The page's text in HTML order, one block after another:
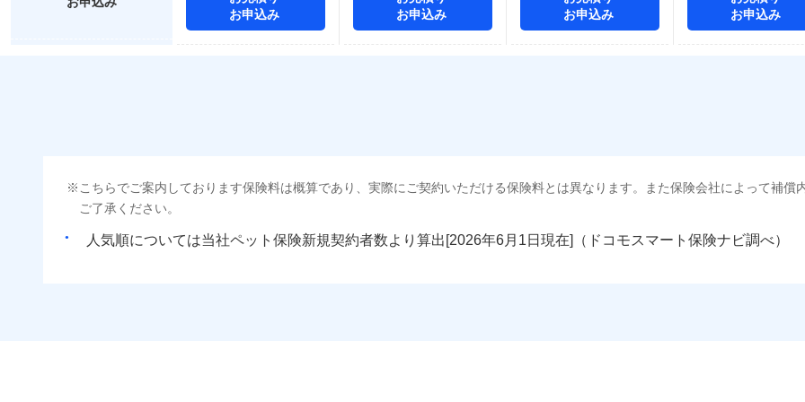
お申込み
お申込み
お申込み
お申込み
こちらでご案内しております保険料は概算であり、実際にご契約いただける保険料とは異なります。また保険会社によって補
ご了承ください。
人気順については当社 新規契約者数より算出[ 年 月 日現在]（ドコモスマート保険ナビ調べ）